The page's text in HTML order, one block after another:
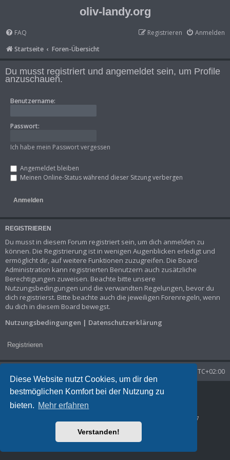
Diese Website nutzt Cookies, um dir den
bestmöglichen Komfort bei der Nutzung zu
bieten. Mehr erfahren
Verstanden!
oliv-landy.org
FAQ Anmelden
Registrieren
Startseite
Foren-Übersicht
Du musst registriert und angemeldet sein, um Profile
anzuschauen.
Benutzername:
Passwort:
Ich habe mein Passwort vergessen
Angemeldet bleiben
Meinen Online-Status während dieser Sitzung verbergen
REGISTRIEREN
Du musst in diesem Forum registriert sein, um dich anmelden zu
können. Die Registrierung ist in wenigen Augenblicken erledigt und
ermöglicht dir, auf weitere Funktionen zuzugreifen. Die Board-
Administration kann registrierten Benutzern auch zusätzliche
Berechtigungen zuweisen. Beachte bitte unsere
Nutzungsbedingungen und die verwandten Regelungen, bevor du
dich registrierst. Bitte beachte auch die jeweiligen Forenregeln, wenn
du dich in diesem Board bewegst.
Nutzungsbedingungen | Datenschutzerklärung
Registrieren
UTC+02:00
Powered byphpBB ® Forum Software © phpBB Limited
Datenschutz
Queries: 7